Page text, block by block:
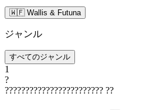
🇼🇫 Wallis & Futuna
ジャンル
すべてのジャンル
1
?
???????????????????????? ??